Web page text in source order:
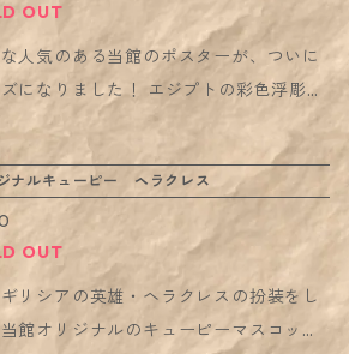
リエント博物館自由学校講師。ペルシ
ペルシア書道を教える傍ら、展示会な
じてイランの文化芸術を紹介。外国民
究会ではイラン民話の翻訳紹介。共著に
ンを知るための65章」2004年明石書
世界の水の民話」2018年三弥井書店な
秋の特別展併設「ペルシア書道へのい
」の開催を記念し、角田ひさ子先生の
のグッズを制作しました。 ■サイズ：
ラ製ではないため、エコにも配慮した
。 ■デザインとペルシア書道に
（ガラム）で、柔らか
線の太さ細さをかき分けながら、イラン
をあたかも詠うように書くペルシア書
イランの書道は、日本の書道と似て、高
性と精神性をあわせもつ「書芸術」と
す。 この作品は、13世紀のイランの詩
ディの対句を葦筆と墨で和紙に書いた
イランの伝統装飾文様（タズヒーブ）
OUT
人気のある当館のポスターが、ついに
になりました！ エジプトの彩色浮彫、
ログリフ、古代遺跡の背景が、 中に紙を
ると見え方の変わる「マジック・クリア
ル」にデザインされています。 A4の紙
ズです。 ※2023年6月より第2刷
、細部の印刷仕様が変更になっていま
イン図柄部分の見た目上は変更はあり
が、ご了承ください。
ナルキューピー ヘラクレス
OUT
リシアの英雄・ヘラクレスの扮装をし
館オリジナルのキューピーマスコッ